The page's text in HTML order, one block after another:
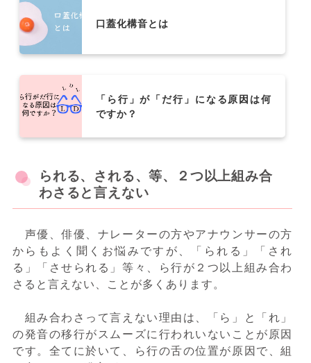
口蓋化構音とは
「ら行」が「だ行」になる原因は何
ですか？
られる、される、等、２つ以上組み合
わさると言えない
声優、俳優、ナレーターの方やアナウンサーの方
からもよく聞くお悩みですが、「られる」「され
る」「させられる」等々、ら行が２つ以上組み合わ
さると言えない、ことが多くあります。
組み合わさって言えない理由は、「ら」と「れ」
の発音の移行がスムーズに行われいないことが原因
です。全てに於いて、ら行の舌の位置が原因で、組